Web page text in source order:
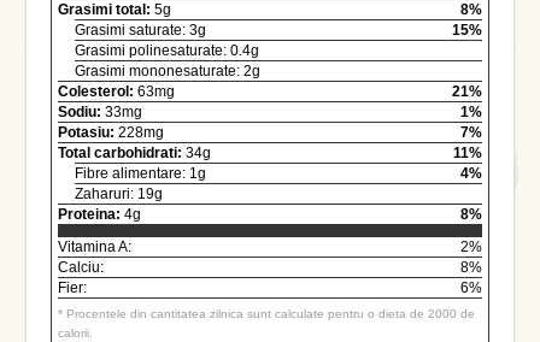
Grasimi total: 5g
8%
Grasimi saturate: 3g
15%
Grasimi polinesaturate: 0.4g
Grasimi mononesaturate: 2g
Colesterol: 63mg
21%
Sodiu: 33mg
1%
Potasiu: 228mg
7%
Total carbohidrati: 34g
11%
Fibre alimentare: 1g
4%
Zaharuri: 19g
Proteina: 4g
8%
Vitamina A:
2%
Calciu:
8%
Fier:
6%
* Procentele din cantitatea zilnica sunt calculate pentru o dieta de 2000 de
calorii.